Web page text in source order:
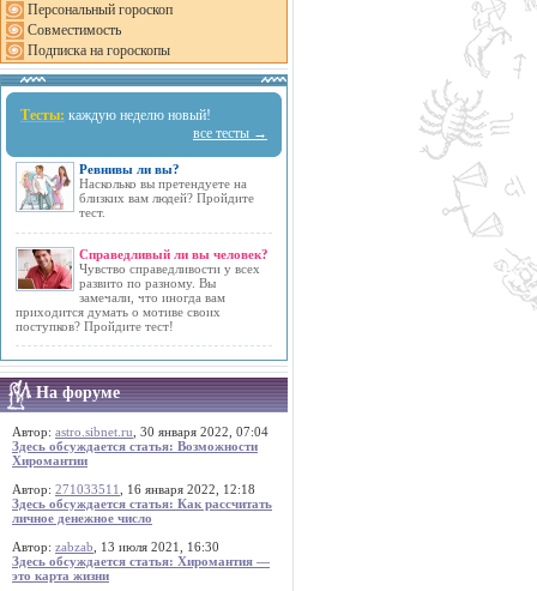
Персональный гороскоп
Совместимость
Подписка на гороскопы
Тесты: каждую неделю новый!
все тесты →
Ревнивы ли вы?
Насколько вы претендуете на
близких вам людей? Пройдите
тест.
Справедливый ли вы человек?
Чувство справедливости у всех
развито по разному. Вы
замечали, что иногда вам
приходится думать о мотиве своих
поступков? Пройдите тест!
На форуме
Автор: astro.sibnet.ru , 30 января 2022, 07:04
Здесь обсуждается статья: Возможности
Хиромантии
Автор: 271033511
, 16 января 2022, 12:18
Здесь обсуждается статья: Как рассчитать
личное денежное число
Автор: zabzab , 13 июля 2021, 16:30
Здесь обсуждается статья: Хиромантия —
это карта жизни